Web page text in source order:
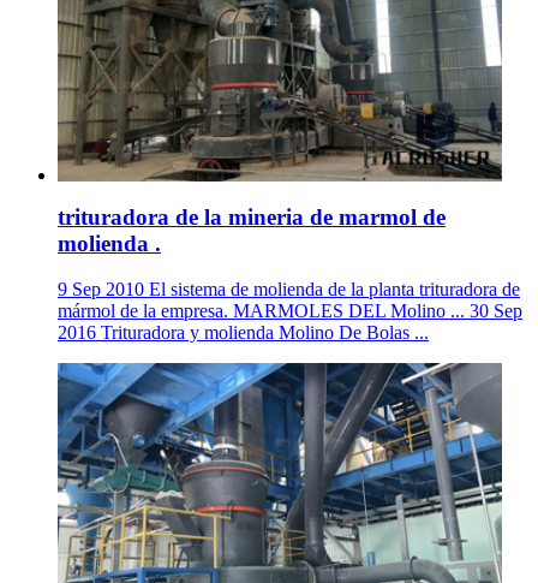
trituradora de la mineria de marmol de
molienda .
9 Sep 2010 El sistema de molienda de la planta trituradora de
mármol de la empresa. MARMOLES DEL Molino ... 30 Sep
2016 Trituradora y molienda Molino De Bolas ...